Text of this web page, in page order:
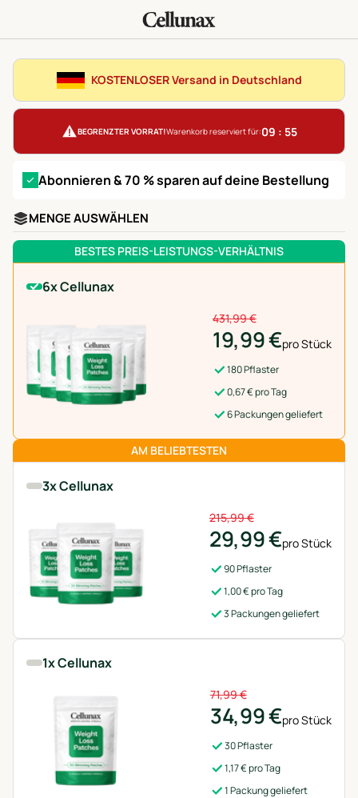
KOSTENLOSER Versand in Deutschland
BEGRENZTER VORRAT!Warenkorb reserviert für:09 : 54
Abonnieren & 70 % sparen auf deine Bestellung
MENGE AUSWÄHLEN
1x Cellunax
71,99 €
34,99 €pro Stück
30 Pflaster
1,17 € pro Tag
1 Packung geliefert
AM BELIEBTESTEN
3x Cellunax
215,99 €
29,99 €pro Stück
90 Pflaster
1,00 € pro Tag
3 Packungen geliefert
BESTES PREIS-LEISTUNGS-VERHÄLTNIS
6x Cellunax
431,99 €
19,99 €pro Stück
180 Pflaster
0,67 € pro Tag
6 Packungen geliefert